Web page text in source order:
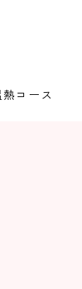
コース